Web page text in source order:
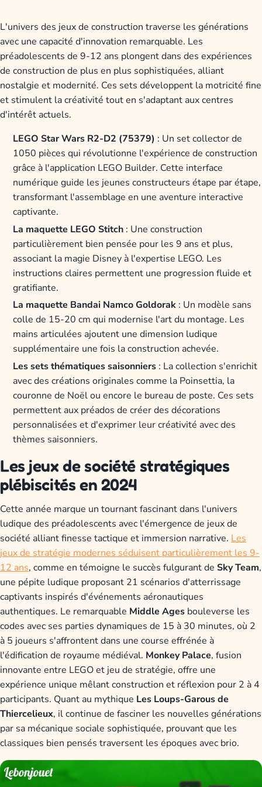
L'univers des jeux de construction traverse les générations
avec une capacité d'innovation remarquable. Les
préadolescents de 9-12 ans plongent dans des expériences
de construction de plus en plus sophistiquées, alliant
nostalgie et modernité. Ces sets développent la motricité fine
et stimulent la créativité tout en s'adaptant aux centres
d'intérêt actuels.
LEGO Star Wars R2-D2 (75379) : Un set collector de
1050 pièces qui révolutionne l'expérience de construction
grâce à l'application LEGO Builder. Cette interface
numérique guide les jeunes constructeurs étape par étape,
transformant l'assemblage en une aventure interactive
captivante.
La maquette LEGO Stitch : Une construction
particulièrement bien pensée pour les 9 ans et plus,
associant la magie Disney à l'expertise LEGO. Les
instructions claires permettent une progression fluide et
gratifiante.
La maquette Bandai Namco Goldorak : Un modèle sans
colle de 15-20 cm qui modernise l'art du montage. Les
mains articulées ajoutent une dimension ludique
supplémentaire une fois la construction achevée.
Les sets thématiques saisonniers : La collection s'enrichit
avec des créations originales comme la Poinsettia, la
couronne de Noël ou encore le bureau de poste. Ces sets
permettent aux préados de créer des décorations
personnalisées et d'exprimer leur créativité avec des
thèmes saisonniers.
Les jeux de société stratégiques
plébiscités en 2024
Cette année marque un tournant fascinant dans l'univers
ludique des préadolescents avec l'émergence de jeux de
société alliant finesse tactique et immersion narrative. Les
jeux de stratégie modernes séduisent particulièrement les 9-
12 ans, comme en témoigne le succès fulgurant de Sky Team,
une pépite ludique proposant 21 scénarios d'atterrissage
captivants inspirés d'événements aéronautiques
authentiques. Le remarquable Middle Ages bouleverse les
codes avec ses parties dynamiques de 15 à 30 minutes, où 2
à 5 joueurs s'affrontent dans une course effrénée à
l'édification de royaume médiéval. Monkey Palace, fusion
innovante entre LEGO et jeu de stratégie, offre une
expérience unique mêlant construction et réflexion pour 2 à 4
participants. Quant au mythique Les Loups-Garous de
Thiercelieux, il continue de fasciner les nouvelles générations
par sa mécanique sociale sophistiquée, prouvant que les
classiques bien pensés traversent les époques avec brio.